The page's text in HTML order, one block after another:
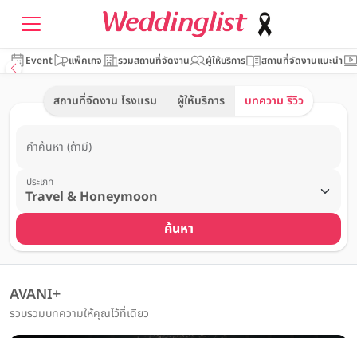
Event แพ็คเกจ รวมสถานที่จัดงาน ผู้ให้บริการ สถานที่จัดงานแนะนำ
สถานที่จัดงาน โรงแรม ผู้ให้บริการ บทความ รีวิว
คำค้นหา (ถ้ามี)
ประเภท
ค้นหา
AVANI+
รวบรวมบทความให้คุณไว้ที่เดียว